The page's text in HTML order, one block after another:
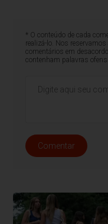
* O conteúdo de cada
realizá-lo. Nos
comentários em
contenham palavras
Comentar